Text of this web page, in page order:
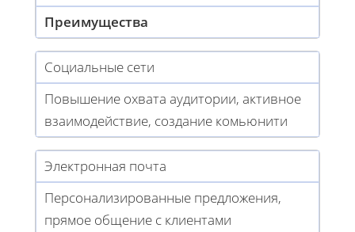
Преимущества
Социальные сети
Повышение охвата аудитории, активное
взаимодействие, создание комьюнити
Электронная почта
Персонализированные предложения,
прямое общение с клиентами